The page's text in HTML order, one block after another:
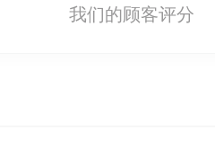
我们的顾客评分